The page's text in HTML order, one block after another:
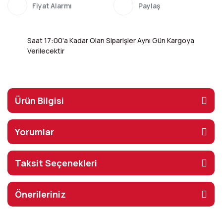
Fiyat Alarmı Paylaş
Saat 17:00'a Kadar Olan Siparişler Aynı Gün Kargoya
Verilecektir
Ürün Bilgisi
Yorumlar
Taksit Seçenekleri
Önerileriniz